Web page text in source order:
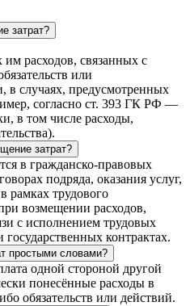
затрат?
расходов, связанных с
или
в случаях, предусмотренных
согласно ст. 393 ГК РФ —
в том числе расходы,
затрат?
в гражданско‑правовых
подряда, оказания услуг,
рамках трудового
возмещении расходов,
с исполнением трудовых
контрактах.
простыми словами?
одной стороной другой
понесённые расходы в
обязательств или действий.